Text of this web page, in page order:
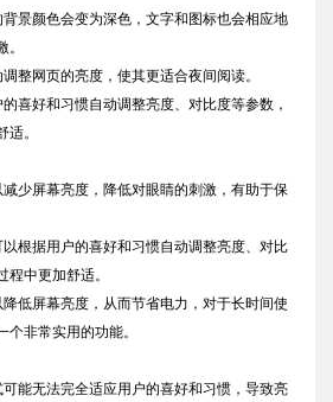
景颜色会变为深色，文字和图标也会相应地
整网页的亮度，使其更适合夜间阅读。
喜好和习惯自动调整亮度、对比度等参数，
。
少屏幕亮度，降低对眼睛的刺激，有助于保
根据用户的喜好和习惯自动调整亮度、对比
程中更加舒适。
低屏幕亮度，从而节省电力，对于长时间使
个非常实用的功能。
能无法完全适应用户的喜好和习惯，导致亮